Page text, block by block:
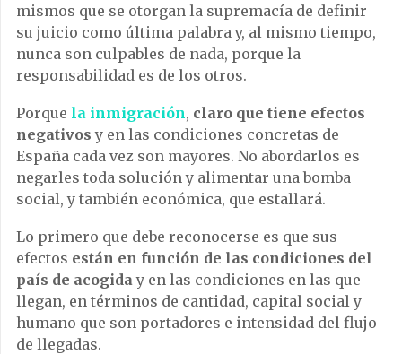
mismos que se otorgan la supremacía de definir
su juicio como última palabra y, al mismo tiempo,
nunca son culpables de nada, porque la
responsabilidad es de los otros.
Porque la inmigración, claro que tiene efectos
negativos y en las condiciones concretas de
España cada vez son mayores. No abordarlos es
negarles toda solución y alimentar una bomba
social, y también económica, que estallará.
Lo primero que debe reconocerse es que sus
efectos están en función de las condiciones del
país de acogida y en las condiciones en las que
llegan, en términos de cantidad, capital social y
humano que son portadores e intensidad del flujo
de llegadas.